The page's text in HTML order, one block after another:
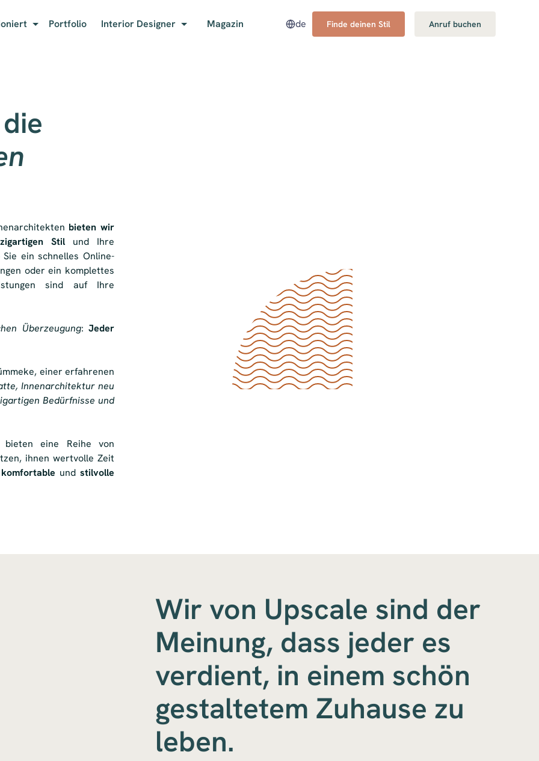
Portfolio Interior Designer Magazin de Finde deinen Stil Anruf buchen
bieten wir
Stil und Ihre
ein schnelles Online-
oder ein komplettes
sind auf Ihre
Überzeugung: Jeder
einer erfahrenen
Innenarchitektur neu
Bedürfnisse und
eine Reihe von
ihnen wertvolle Zeit
undstilvolle
Wir von Upscale sind der
Meinung, dass jeder es
verdient, in einem schön
gestaltetem Zuhause zu
leben.